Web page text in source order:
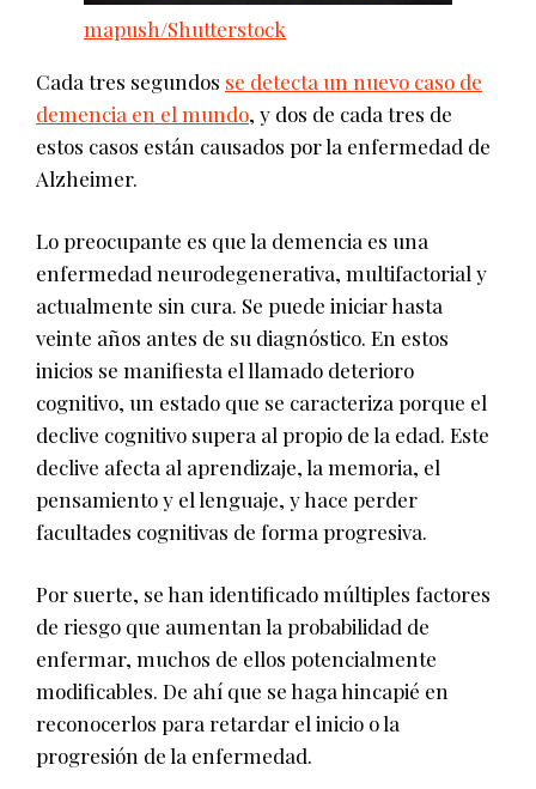
mapush/Shutterstock
Cada tres segundos se detecta un nuevo caso de
demencia en el mundo, y dos de cada tres de
estos casos están causados por la enfermedad de
Alzheimer.
Lo preocupante es que la demencia es una
enfermedad neurodegenerativa, multifactorial y
actualmente sin cura. Se puede iniciar hasta
veinte años antes de su diagnóstico. En estos
inicios se manifiesta el llamado deterioro
cognitivo, un estado que se caracteriza porque el
declive cognitivo supera al propio de la edad. Este
declive afecta al aprendizaje, la memoria, el
pensamiento y el lenguaje, y hace perder
facultades cognitivas de forma progresiva.
Por suerte, se han identificado múltiples factores
de riesgo que aumentan la probabilidad de
enfermar, muchos de ellos potencialmente
modificables. De ahí que se haga hincapié en
reconocerlos para retardar el inicio o la
progresión de la enfermedad.